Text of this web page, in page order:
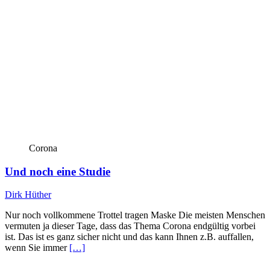
Corona
Und noch eine Studie
Dirk Hüther
Nur noch vollkommene Trottel tragen Maske Die meisten Menschen
vermuten ja dieser Tage, dass das Thema Corona endgültig vorbei
ist. Das ist es ganz sicher nicht und das kann Ihnen z.B. auffallen,
wenn Sie immer […]